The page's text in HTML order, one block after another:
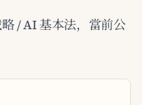
/ AI 基本法，當前公